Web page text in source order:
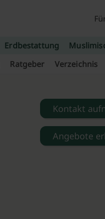
Erdbestattung
Ratgeber Verzeichnis
Kontakt
Angebote